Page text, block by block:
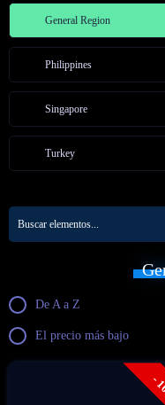
General Region
Philippines
Singapore
Turkey
De A a Z
El precio más bajo
-